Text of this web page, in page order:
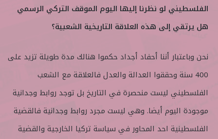
الفلسطيني لو نظرنا إليها اليوم الموقف التركي الرسمي
هل يرتقي إلى هذه العلاقة التاريخية الشعبية؟
نحن وباعتبار أننا أحفاد أجداد حكموا هنالك مدة طويلة تزيد على
400 سنة وحققوا العدالة والعدل فالعلاقة مع الشعب
الفلسطيني ليست منحصرة في التاريخ بل توجد روابط وجدانية
موجودة اليوم أيضا. وهي ليست مجرد روابط وجدانية فالقضية
الفلسطينية احد المحاور في سياسة تركيا الخارجية والقضية